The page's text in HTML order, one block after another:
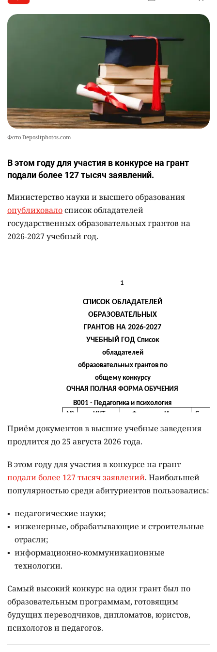
10
Фото Depositphotos.com
В этом году для участия в конкурсе на грант
подали более 127 тысяч заявлений.
Министерство науки и высшего образования
опубликовалосписок обладателей
государственных образовательных грантов на
2026-2027 учебный год.
Приём документов в высшие учебные заведения
продлится до 25 августа 2026 года.
В этом году для участия в конкурсе на грант
подали более 127 тысяч заявлений. Наибольшей
популярностью среди абитуриентов пользовались:
педагогические науки;
инженерные, обрабатывающие и строительные
отрасли;
информационно-коммуникационные
технологии.
Самый высокий конкурс на один грант был по
образовательным программам, готовящим
будущих переводчиков, дипломатов, юристов,
психологов и педагогов.